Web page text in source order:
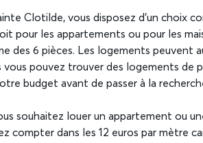
Clotilde, vous disposez d’un choix
pour les appartements ou pour les
des 6 pièces. Les logements peuvent
vous pouvez trouver des logements de
budget avant de passer à la
souhaitez louer un appartement ou
compter dans les 12 euros par mètre